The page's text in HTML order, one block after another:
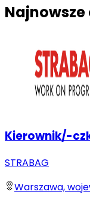
Kierownik/-
STRABAG
Warszawa,